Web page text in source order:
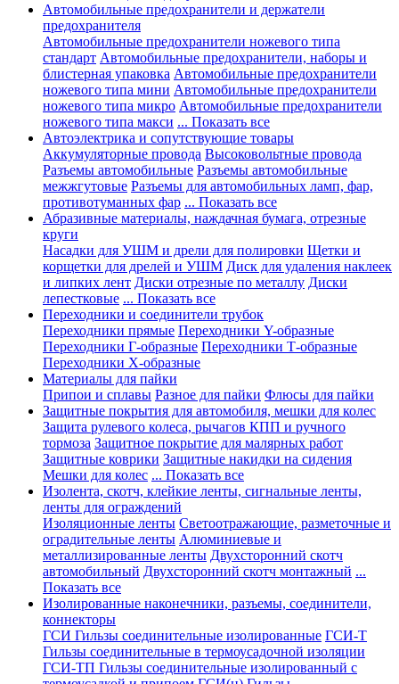
Автомобильные предохранители и держатели
предохранителя
Автомобильные предохранители ножевого типа
стандарт Автомобильные предохранители, наборы и
блистерная упаковка Автомобильные предохранители
ножевого типа мини Автомобильные предохранители
ножевого типа микро Автомобильные предохранители
ножевого типа макси ... Показать все
Автоэлектрика и сопутствующие товары
Аккумуляторные провода Высоковольтные провода
Разъемы автомобильные Разъемы автомобильные
межжгутовые Разъемы для автомобильных ламп, фар,
противотуманных фар ... Показать все
Абразивные материалы, наждачная бумага, отрезные
круги
Насадки для УШМ и дрели для полировки Щетки и
корщетки для дрелей и УШМ Диск для удаления наклеек
и липких лент Диски отрезные по металлу Диски
лепестковые ... Показать все
Переходники и соединители трубок
Переходники прямые Переходники Y-образные
Переходники Г-образные Переходники Т-образные
Переходники Х-образные
Материалы для пайки
Припои и сплавы Разное для пайки Флюсы для пайки
Защитные покрытия для автомобиля, мешки для колес
Защита рулевого колеса, рычагов КПП и ручного
тормоза Защитное покрытие для малярных работ
Защитные коврики Защитные накидки на сидения
Мешки для колес ... Показать все
Изолента, скотч, клейкие ленты, сигнальные ленты,
ленты для ограждений
Изоляционные ленты Светоотражающие, разметочные и
оградительные ленты Алюминиевые и
металлизированные ленты Двухсторонний скотч
автомобильный Двухсторонний скотч монтажный ...
Показать все
Изолированные наконечники, разъемы, соединители,
коннекторы
ГСИ Гильзы соединительные изолированные ГСИ-Т
Гильзы соединительные в термоусадочной изоляции
ГСИ-ТП Гильзы соединительные изолированный с